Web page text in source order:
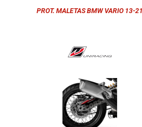
PROT. MALETAS BMW VARIO 13-21